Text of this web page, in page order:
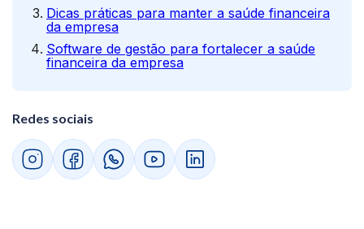
Dicas práticas para manter a saúde financeira
da empresa
Software de gestão para fortalecer a saúde
financeira da empresa
Redes sociais